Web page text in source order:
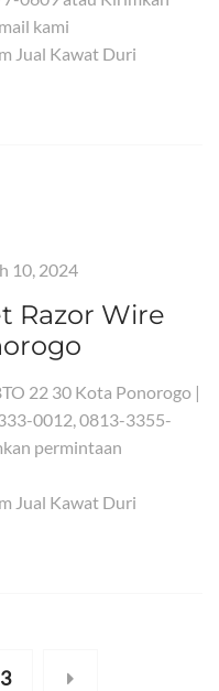
kami
Jual Kawat Duri
10, 2024
Razor Wire
22 30 Kota Ponorogo |
0012, 0813-3355-
permintaan
Jual Kawat Duri
3